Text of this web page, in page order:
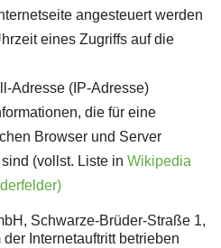
angesteuert werden
eines Zugriffs auf die
Adresse (IP-Adresse)
die für eine
Browser und Server
(vollst. Liste in Wikipedia
Schwarze-Brüder-Straße 1,
Internetauftritt betrieben